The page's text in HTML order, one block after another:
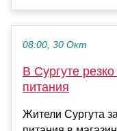
08:00, 30 Окт
В Сургуте
питания
Жители Сургута